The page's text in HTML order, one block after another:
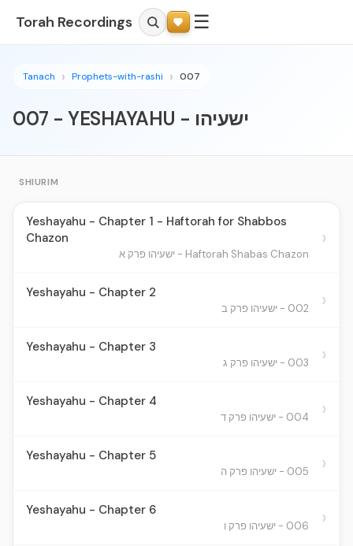
Torah Recordings ☰
Tanach Prophets-with-rashi 007
007 - YESHAYAHU - ישעיהו
SHIURIM
Yeshayahu - Chapter 1 - Haftorah for Shabbos
Chazon
Haftorah Shabas Chazon - ישעיהו פרק א
›
Yeshayahu - Chapter 2
002 - ישעיהו פרק ב ›
Yeshayahu - Chapter 3
003 - ישעיהו פרק ג ›
Yeshayahu - Chapter 4
004 - ישעיהו פרק ד ›
Yeshayahu - Chapter 5
005 - ישעיהו פרק ה ›
Yeshayahu - Chapter 6
006 - ישעיהו פרק ו ›